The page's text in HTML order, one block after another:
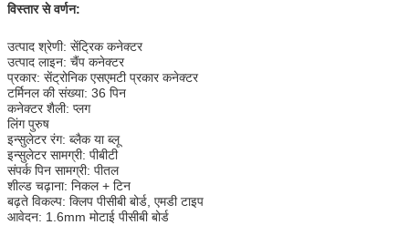
विस्तार से वर्णन:
उत्पाद श्रेणी: सेंट्रिक कनेक्टर
उत्पाद लाइन: चैंप कनेक्टर
प्रकार: सेंट्रोनिक एसएमटी प्रकार कनेक्टर
टर्मिनल की संख्या: 36 पिन
कनेक्टर शैली: प्लग
लिंग पुरुष
इन्सुलेटर रंग: ब्लैक या ब्लू
इन्सुलेटर सामग्री: पीबीटी
संपर्क पिन सामग्री: पीतल
शील्ड चढ़ाना: निकल + टिन
बढ़ते विकल्प: क्लिप पीसीबी बोर्ड, एमडी टाइप
आवेदन: 1.6mm मोटाई पीसीबी बोर्ड